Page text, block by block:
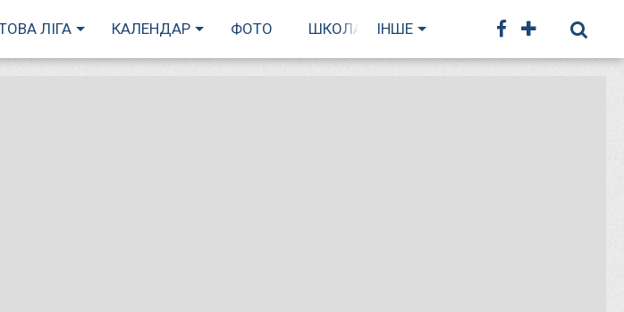
ЛІГА КАЛЕНДАР ФОТО ШКОЛА БІГУ
ІНШЕ